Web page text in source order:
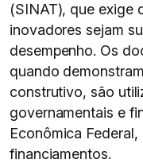
(SINAT), que exige
inovadores sejam
desempenho. Os
quando
construtivo, são
governamentais e
Econômica
financiamentos.